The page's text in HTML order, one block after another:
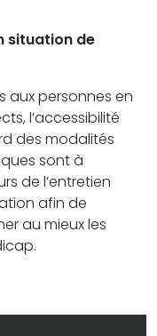
situation de
aux personnes en
l’accessibilité
des modalités
sont à
de l’entretien
afin de
au mieux les